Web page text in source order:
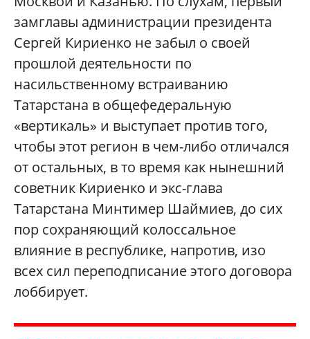
замглавы администрации президента
Сергей Кириенко не забыл о своей
прошлой деятельности по
насильственному встраиванию
Татарстана в общефедеральную
«вертикаль» и выступает против того,
чтобы этот регион в чем-либо отличался
от остальных, в то время как нынешний
советник Кириенко и экс-глава
Татарстана Минтимер Шаймиев, до сих
пор сохраняющий колоссальное
влияние в республике, напротив, изо
всех сил переподписание этого договора
лоббирует.